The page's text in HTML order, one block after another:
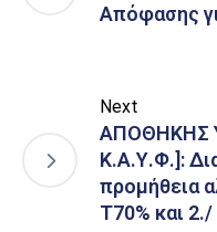
Απόφασης
Next
ΑΠΟΘΗΚΗΣ
Κ.Α.Υ.Φ.]:
προμήθεια
Τ70% και